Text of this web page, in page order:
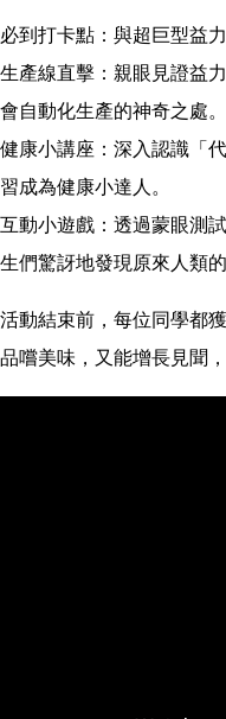
必到打卡點：與超巨型益
生產線直擊：親眼見證益
會自動化生產的神奇之處。
健康小講座：深入認識「
習成為健康小達人。
互動小遊戲：透過蒙眼測
生們驚訝地發現原來人類
活動結束前，每位同學都
品嚐美味，又能增長見聞